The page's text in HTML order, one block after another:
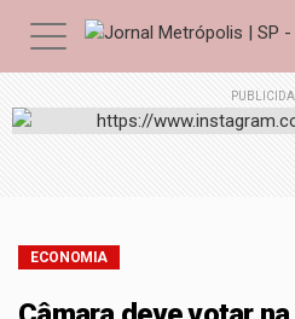
ECONOMIA